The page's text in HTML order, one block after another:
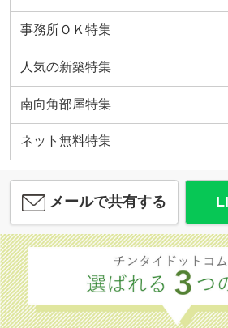
事務所ＯＫ特集
人気の新築特集
南向角部屋特集
ネット無料特集
メールで共有する